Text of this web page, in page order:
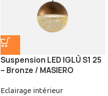
Suspension LED IGLÙ S1 25
– Bronze / MASIERO
Eclairage intérieur